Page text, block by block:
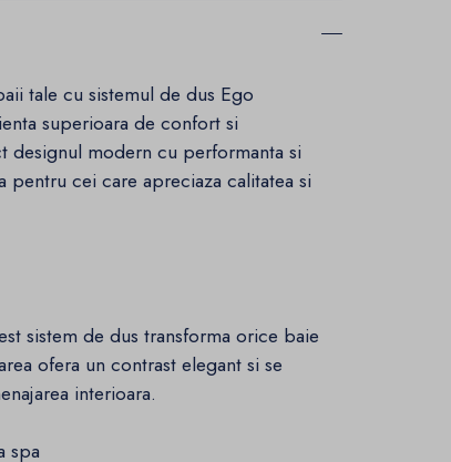
tale cu sistemul de dus Ego
superioara de confort si
modern cu performanta si
pentru cei care apreciaza calitatea si
sistem de dus transforma orice baie
ofera un contrast elegant si se
interioara.
spa